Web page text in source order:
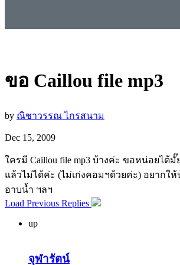
ขอ Caillou file mp3
by ณิชาวรรณ ไกรสนาม
Dec 15, 2009
ใครมี Caillou file mp3 บ้างค่ะ ขอหน่อยได้
แล้วไม่ได้ค่ะ (ไม่เก่งคอมฯด้วยค่ะ) อยากใ
อาบน้ำ ฯลฯ
Load Previous Replies
up
จุฬารัตน์